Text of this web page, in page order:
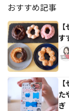
おすすめ記事
す
た
ぎ